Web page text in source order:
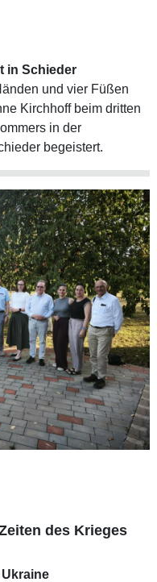
in Schieder
und vier Füßen
Kirchhoff beim dritten
in der
begeistert.
des Krieges